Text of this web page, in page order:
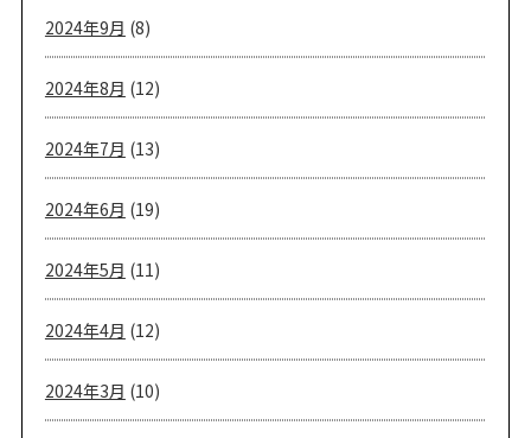
2024年9月 (8)
2024年8月 (12)
2024年7月 (13)
2024年6月 (19)
2024年5月 (11)
2024年4月 (12)
2024年3月 (10)